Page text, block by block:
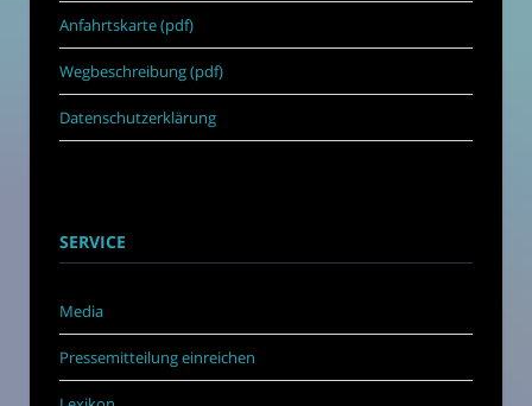
Anfahrtskarte (pdf)
Wegbeschreibung (pdf)
Datenschutzerklärung
SERVICE
Media
Pressemitteilung einreichen